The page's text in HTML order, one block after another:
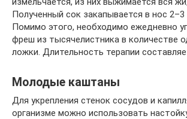
Полученный сок закапывается в нос 2–3
Помимо этого, необходимо ежедневно
фреш из тысячелистника в количестве
ложки. Длительность терапии
Молодые каштаны
Для укрепления стенок сосудов и
организме можно использовать